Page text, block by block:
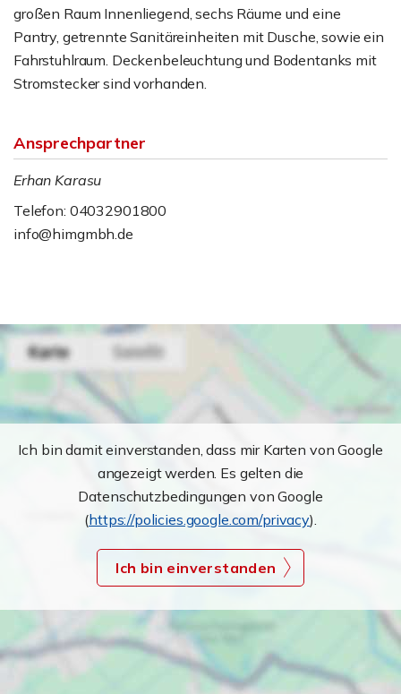
großen Raum Innenliegend, sechs Räume und eine
Pantry, getrennte Sanitäreinheiten mit Dusche, sowie ein
Fahrstuhlraum. Deckenbeleuchtung und Bodentanks mit
Stromstecker sind vorhanden.
Ansprechpartner
Erhan Karasu
Telefon: 04032901800
info@himgmbh.de
Ich bin damit einverstanden, dass mir Karten von Google
angezeigt werden. Es gelten die
Datenschutzbedingungen von Google
(https://policies.google.com/privacy).
Ich bin einverstanden